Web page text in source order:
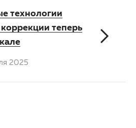
технологии
теперь
2025